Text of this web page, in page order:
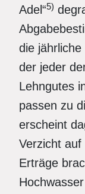
Adel“5)
die
der jeder
Lehngutes
passen zu
erscheint
Verzicht
Erträge